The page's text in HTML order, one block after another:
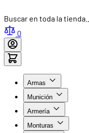
Buscar en toda la tienda...
0
Armas
Munición
Armería
Monturas